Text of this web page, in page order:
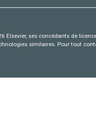
Elsevier, ses concédants de
similaires. Pour tout